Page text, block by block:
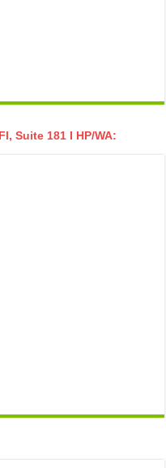
Suite 181 I HP/WA:
temp mail